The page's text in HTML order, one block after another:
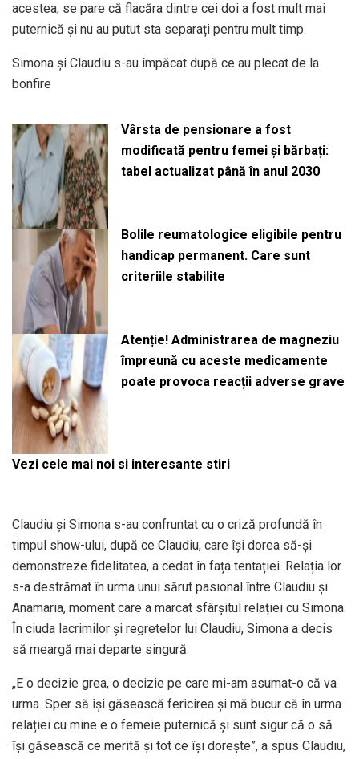
acestea, se pare că flacăra dintre cei doi a fost mult mai
puternică și nu au putut sta separați pentru mult timp.
Simona și Claudiu s-au împăcat după ce au plecat de la
bonfire
Vârsta de pensionare a fost
modificată pentru femei și bărbați:
tabel actualizat până în anul 2030
Bolile reumatologice eligibile pentru
handicap permanent. Care sunt
criteriile stabilite
Atenție! Administrarea de magneziu
împreună cu aceste medicamente
poate provoca reacții adverse grave
Vezi cele mai noi si interesante stiri
Claudiu și Simona s-au confruntat cu o criză profundă în
timpul show-ului, după ce Claudiu, care își dorea să-și
demonstreze fidelitatea, a cedat în fața tentației. Relația lor
s-a destrămat în urma unui sărut pasional între Claudiu și
Anamaria, moment care a marcat sfârșitul relației cu Simona.
În ciuda lacrimilor și regretelor lui Claudiu, Simona a decis
să meargă mai departe singură.
„E o decizie grea, o decizie pe care mi-am asumat-o că va
urma. Sper să își găsească fericirea și mă bucur că în urma
relației cu mine e o femeie puternică și sunt sigur că o să
își găsească ce merită și tot ce își dorește”, a spus Claudiu,